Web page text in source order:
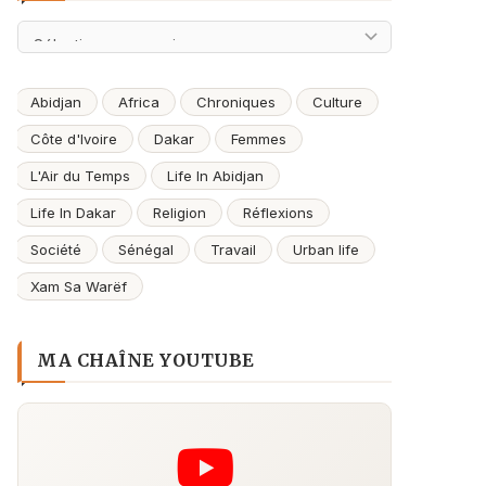
Archives
Abidjan Africa Chroniques Culture
Côte d'Ivoire Dakar Femmes
L'Air du Temps Life In Abidjan
Life In Dakar Religion Réflexions
Société Sénégal Travail Urban life
Xam Sa Warëf
MA CHAÎNE YOUTUBE